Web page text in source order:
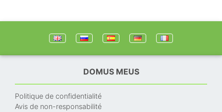
DOMUS MEUS
Politique de confidentialité
Avis de non-responsabilité